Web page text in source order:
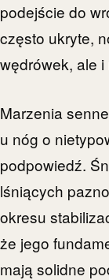
podejście do
często ukryte,
wędrówek, ale
Marzenia
u nóg o
podpowiedź.
lśniących
okresu
że jego
mają solidne